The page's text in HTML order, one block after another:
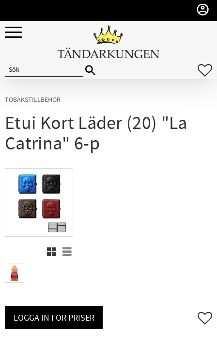
Meny
TOBAKSTILLBEHÖR
Etui Kort Läder (20) "La
Catrina" 6-p
Rutnätsvy
Listvy
LOGGA IN FÖR PRISER Lägg